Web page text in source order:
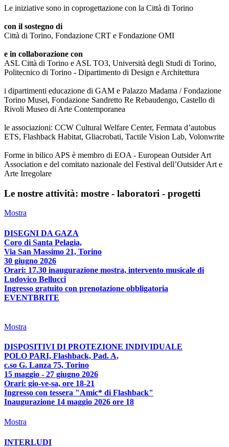
Le iniziative sono in coprogettazione con la Città di Torino
con il sostegno di
Città di Torino, Fondazione CRT e Fondazione OMI
e in collaborazione con
ASL Città di Torino e ASL TO3, Università degli Studi di Torino,
Politecnico di Torino - Dipartimento di Design e Architettura
i dipartimenti educazione di GAM e Palazzo Madama / Fondazione
Torino Musei, Fondazione Sandretto Re Rebaudengo, Castello di
Rivoli Museo di Arte Contemporanea
le associazioni: CCW Cultural Welfare Center, Fermata d’autobus
ETS, Flashback Habitat, Gliacrobati, Tactile Vision Lab, Volonwrite
Forme in bilico APS è membro di EOA - European Outsider Art
Association e del comitato nazionale del Festival dell’Outsider Art e
Arte Irregolare
Le nostre attività: mostre - laboratori - progetti
Mostra
DISEGNI DA GAZA
Coro di Santa Pelagia,
Via San Massimo 21, Torino
30 giugno 2026
Orari: 17.30 inaugurazione mostra, intervento musicale di
Ludovico Bellucci
Ingresso gratuito con prenotazione obbligatoria
EVENTBRITE
Mostra
DISPOSITIVI DI PROTEZIONE INDIVIDUALE
POLO PARI, Flashback, Pad. A,
c.so G. Lanza 75, Torino
15 maggio - 27 giugno 2026
Orari: gio-ve-sa, ore 18-21
Ingresso con tessera "Amic* di Flashback"
Inaugurazione 14 maggio 2026 ore 18
Mostra
INTERLUDI